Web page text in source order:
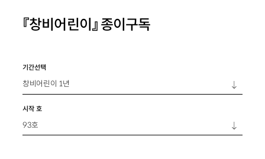
『창비어린이』 종이구독
기간선택
시작 호